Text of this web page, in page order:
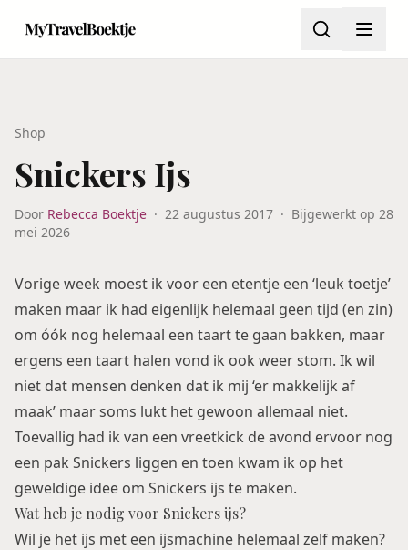
Shop
Snickers Ijs
Door Rebecca Boektje · 22 augustus 2017 · Bijgewerkt op 28
mei 2026
Vorige week moest ik voor een etentje een ‘leuk toetje’
maken maar ik had eigenlijk helemaal geen tijd (en zin)
om óók nog helemaal een taart te gaan bakken, maar
ergens een taart halen vond ik ook weer stom. Ik wil
niet dat mensen denken dat ik mij ‘er makkelijk af
maak’ maar soms lukt het gewoon allemaal niet.
Toevallig had ik van een vreetkick de avond ervoor nog
een pak Snickers liggen en toen kwam ik op het
geweldige idee om Snickers ijs te maken.
Wat heb je nodig voor Snickers ijs?
Wil je het ijs met een ijsmachine helemaal zelf maken?